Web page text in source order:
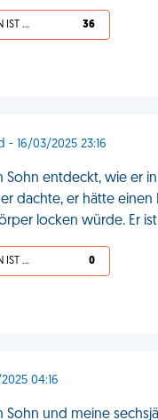
ICH STIMME ZU, DEIN LEBEN IST SCHEISSE 36
16/03/2025 23:16
Sohn entdeckt, wie er
dachte, er hätte
locken würde. Er ist
ICH STIMME ZU, DEIN LEBEN IST SCHEISSE 0
04:16
Sohn und meine